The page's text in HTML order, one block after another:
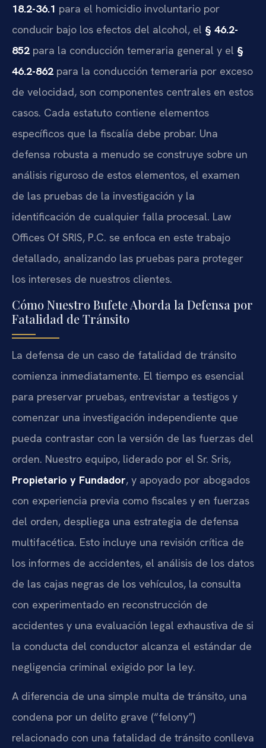
18.2-36.1 para el homicidio involuntario por
conducir bajo los efectos del alcohol, el § 46.2-
852 para la conducción temeraria general y el §
46.2-862 para la conducción temeraria por exceso
de velocidad, son componentes centrales en estos
casos. Cada estatuto contiene elementos
específicos que la fiscalía debe probar. Una
defensa robusta a menudo se construye sobre un
análisis riguroso de estos elementos, el examen
de las pruebas de la investigación y la
identificación de cualquier falla procesal. Law
Offices Of SRIS, P.C. se enfoca en este trabajo
detallado, analizando las pruebas para proteger
los intereses de nuestros clientes.
Cómo Nuestro Bufete Aborda la Defensa por
Fatalidad de Tránsito
La defensa de un caso de fatalidad de tránsito
comienza inmediatamente. El tiempo es esencial
para preservar pruebas, entrevistar a testigos y
comenzar una investigación independiente que
pueda contrastar con la versión de las fuerzas del
orden. Nuestro equipo, liderado por el Sr. Sris,
Propietario y Fundador, y apoyado por abogados
con experiencia previa como fiscales y en fuerzas
del orden, despliega una estrategia de defensa
multifacética. Esto incluye una revisión crítica de
los informes de accidentes, el análisis de los datos
de las cajas negras de los vehículos, la consulta
con experimentado en reconstrucción de
accidentes y una evaluación legal exhaustiva de si
la conducta del conductor alcanza el estándar de
negligencia criminal exigido por la ley.
A diferencia de una simple multa de tránsito, una
condena por un delito grave (“felony”)
relacionado con una fatalidad de tránsito conlleva